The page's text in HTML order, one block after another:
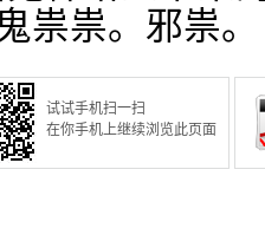
祟祟。邪祟。
试试手机扫一扫
在你手机上继续浏览此页面